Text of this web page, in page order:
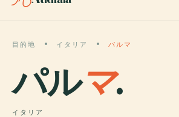
目的地 イタリア パルマ
パルマ.
イタリア